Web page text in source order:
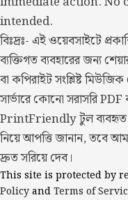
intended.
বিঃদ্রঃ- এই ওয়েবসাইটে
ব্যক্তিগত ব্যবহারের জন্য
বা কপিরাইট সংশ্লিষ্ট
সার্ভারে কোনো সরাসরি
PrintFriendly টুল ব্যবহৃত
নিয়ে আপত্তি জানান, তবে
দ্রুত সরিয়ে দেব।
This site is protected by
PolicyandTerms of